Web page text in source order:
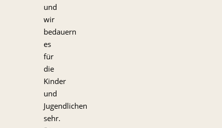
und
wir
bedauern
es
für
die
Kinder
und
Jugendlichen
sehr.